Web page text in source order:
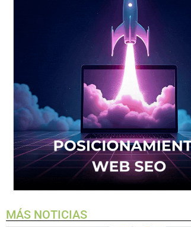
MÁS NOTICIAS